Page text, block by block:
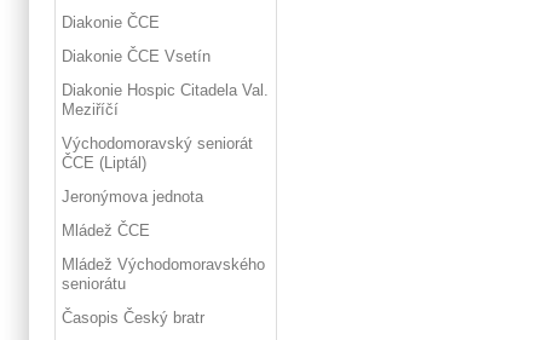
Diakonie ČCE
Diakonie ČCE Vsetín
Diakonie Hospic Citadela Val.
Meziříčí
Východomoravský seniorát
ČCE (Liptál)
Jeronýmova jednota
Mládež ČCE
Mládež Východomoravského
seniorátu
Časopis Český bratr